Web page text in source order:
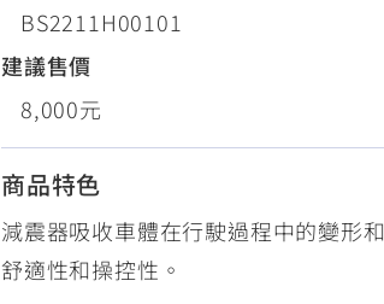
MT-07
MT-15
BS2211H00101
建議售價
8,000元
商品特色
減震器吸收車體在行駛過程中的變形
舒適性和操控性。